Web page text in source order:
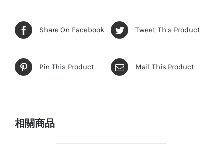
量
Share On Facebook Tweet This Product
Pin This Product Mail This Product
相關商品